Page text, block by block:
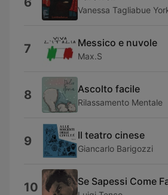
Vanessa Tagliabue
7 Messico e nuvole
Max.S
8 Ascolto facile
Rilassamento Mentale
9 Il teatro cinese
Giancarlo Barigozzi
10 Se Sapessi Come